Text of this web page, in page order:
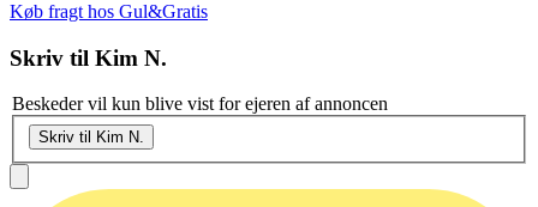
Køb fragt hos Gul&Gratis
Skriv til Kim N.
Beskeder vil kun blive vist for ejeren af annoncen
Skriv til Kim N.